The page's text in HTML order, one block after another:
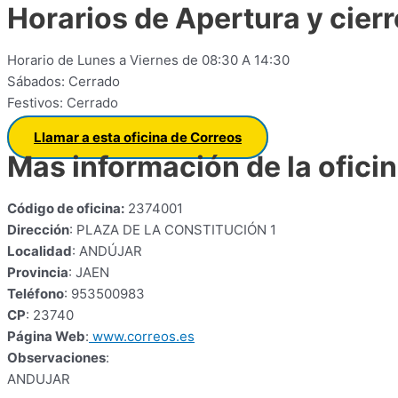
Horarios de Apertura y
Horario de Lunes a Viernes de 08:30 A 14:30
Sábados: Cerrado
Festivos: Cerrado
Llamar a esta oficina de Correos
Mas información de la
Código de oficina: 2374001
Dirección: PLAZA DE LA CONSTITUCIÓN 1
Localidad: ANDÚJAR
Provincia: JAEN
Teléfono: 953500983
CP: 23740
Página Web: www.correos.es
Observaciones:
ANDUJAR